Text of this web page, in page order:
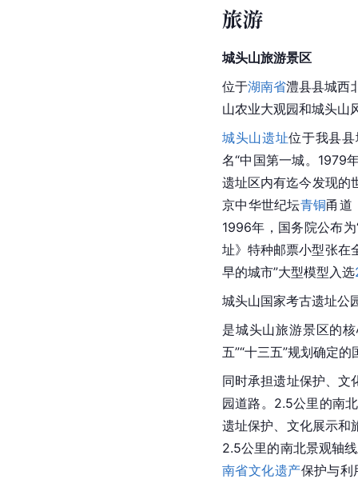
旅游
城头山旅游景区
位于湖南省澧县县城西
山农业大观园和城头山
城头山遗址位于我县
名“中国第一城。1979
遗址区内有迄今发现的
京中华世纪坛青铜甬道
1996年，国务院公布
址》特种邮票小型张在
早的城市”大型模型入选
城头山国家考古遗址公
是城头山旅游景区的
五”“十三五”规划确定
同时承担遗址保护、文
园道路。2.5公里的南北
遗址保护、文化展示和
2.5公里的南北景观轴
南省文化遗产保护与利